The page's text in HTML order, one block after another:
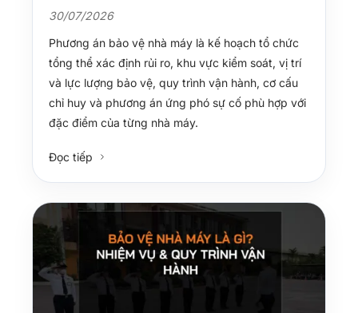
30/07/2026
Phương án bảo vệ nhà máy là kế hoạch tổ chức
tổng thể xác định rủi ro, khu vực kiểm soát, vị trí
và lực lượng bảo vệ, quy trình vận hành, cơ cấu
chỉ huy và phương án ứng phó sự cố phù hợp với
đặc điểm của từng nhà máy.
Đọc tiếp